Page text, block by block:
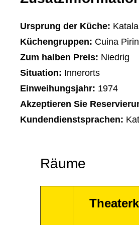
Ursprung der Küche:
Küchengruppen: Cuina
Zum halben Preis: Niedrig
Situation: Innerorts
Einweihungsjahr: 1974
Akzeptieren Sie
Kundendienstsprachen:
Räume